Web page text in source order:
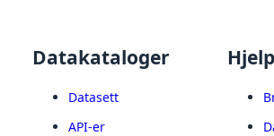
Datakataloger
Datasett
API-er